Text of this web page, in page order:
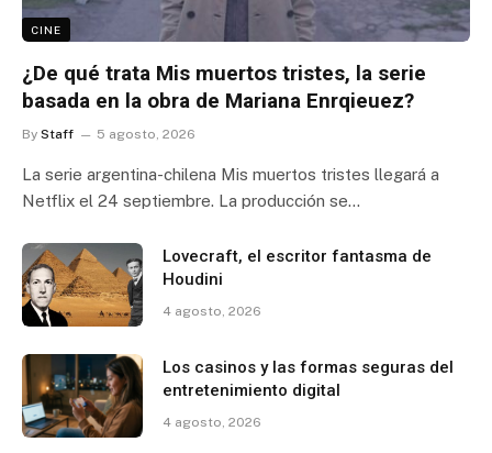
CINE
¿De qué trata Mis muertos tristes, la serie
basada en la obra de Mariana Enrqieuez?
By Staff 5 agosto, 2026
La serie argentina-chilena Mis muertos tristes llegará a
Netflix el 24 septiembre. La producción se…
Lovecraft, el escritor fantasma de
Houdini
4 agosto, 2026
Los casinos y las formas seguras del
entretenimiento digital
4 agosto, 2026